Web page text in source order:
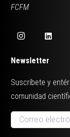
FCFM
Newsletter
Suscríbete y
comunidad